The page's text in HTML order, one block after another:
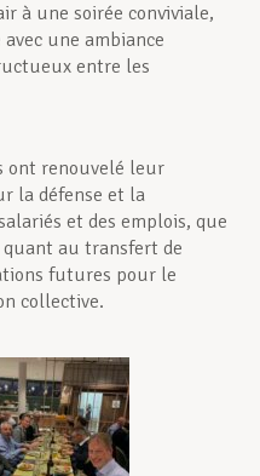
à une soirée conviviale,
une ambiance
entre les
ont renouvelé leur
la défense et la
et des emplois, que
quant au transfert de
futures pour le
collective.